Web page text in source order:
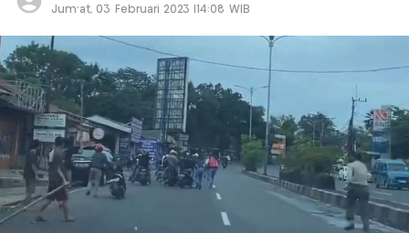
Jum'at, 03 Februari 2023 |14:08 WIB